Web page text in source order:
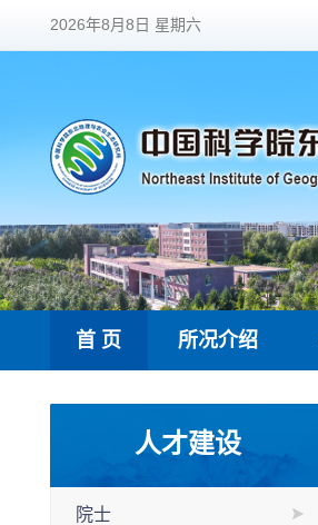
2026年8月8日 星期六
首 页 所况介绍
人才建设
院士